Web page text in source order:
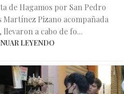
de Hagamos por San Pedro
Martínez Pizano acompañada
a cabo de fo...
LEYENDO